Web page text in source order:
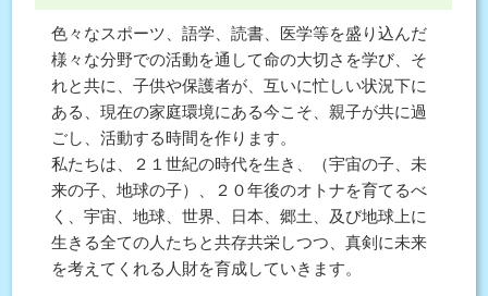
色々なスポーツ、語学、読書、医学等を盛り込んだ
様々な分野での活動を通して命の大切さを学び、そ
れと共に、子供や保護者が、互いに忙しい状況下に
ある、現在の家庭環境にある今こそ、親子が共に過
ごし、活動する時間を作ります。
私たちは、２１世紀の時代を生き、（宇宙の子、未
来の子、地球の子）、２０年後のオトナを育てるべ
く、宇宙、地球、世界、日本、郷土、及び地球上に
生きる全ての人たちと共存共栄しつつ、真剣に未来
を考えてくれる人財を育成していきます。